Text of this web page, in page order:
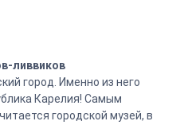
ливвиков
город. Именно из него
Карелия! Самым
городской музей, в